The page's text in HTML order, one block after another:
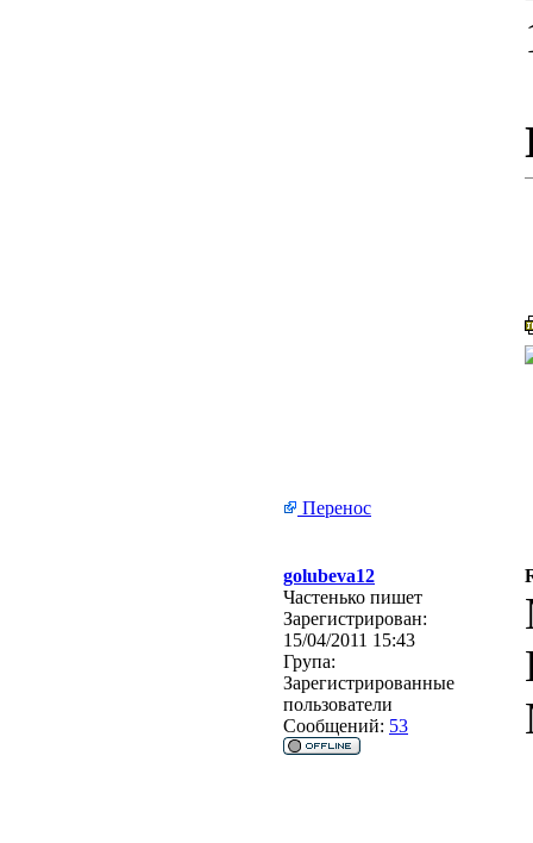
Перенос
golubeva12
Частенько пишет
Зарегистрирован:
15/04/2011 15:43
Група:
Зарегистрированные
пользователи
Сообщений: 53